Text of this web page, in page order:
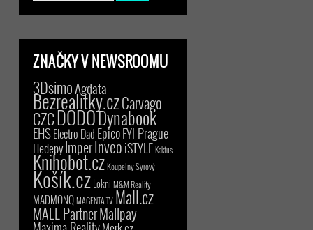
ZNAČKY V NEWSROOMU
3DsimoAgdata
Bezrealitky.czCarvago
CZCDODODynabook
EHSElectro Dad EpicoFYI Prague
HedepyImperInveoiSTYLE Kaktus
Knihobot.czKoupelny Syrový
Košík.czLokni M&M Reality
MADMONQMAGENTA TV Mall.cz
MALL PartnerMallpay